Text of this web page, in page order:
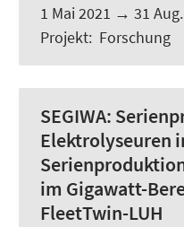
1 Mai 2021 → 31
Projekt: Forschung
SEGIWA:
Elektrolyseuren
im Gigawatt-
FleetTwin-LUH